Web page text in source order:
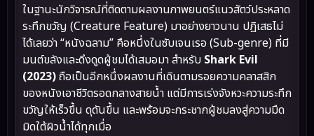
ในฐานะนักวิจารณ์ที่ติดตามผลงานภาพยนตร์แนวสัตว์ประหลาด
ระทึกขวัญ (Creature Feature) มาอย่างยาวนาน ปฏิเสธไม่
ได้เลยว่า “หนังฉลาม” คือหนึ่งในซับเจนเรอ (Sub-genre) ที่มี
มนต์ขลังและดึงดูดผู้ชมได้เสมอมา สำหรับ Shark Evil
(2023)ถือเป็นอีกหนึ่งผลงานที่เดินตามรอยความคลาสสิก
ของหนังเอาชีวิตรอดกลางสายน้ำ แต่มีการเร่งจังหวะความระทึก
ขวัญให้เร็วขึ้น ดุดันขึ้น และพร้อมจะกระชากผู้ชมลงสู่ความมืด
มิดใต้ผิวน้ำได้ทุกเมื่อ